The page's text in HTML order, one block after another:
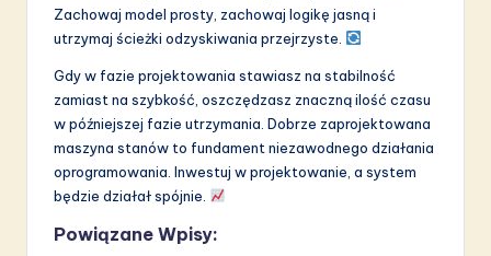
Zachowaj model prosty, zachowaj logikę jasną i
utrzymaj ścieżki odzyskiwania przejrzyste.
Gdy w fazie projektowania stawiasz na stabilność
zamiast na szybkość, oszczędzasz znaczną ilość czasu
w późniejszej fazie utrzymania. Dobrze zaprojektowana
maszyna stanów to fundament niezawodnego działania
oprogramowania. Inwestuj w projektowanie, a system
będzie działał spójnie.
Powiązane Wpisy: